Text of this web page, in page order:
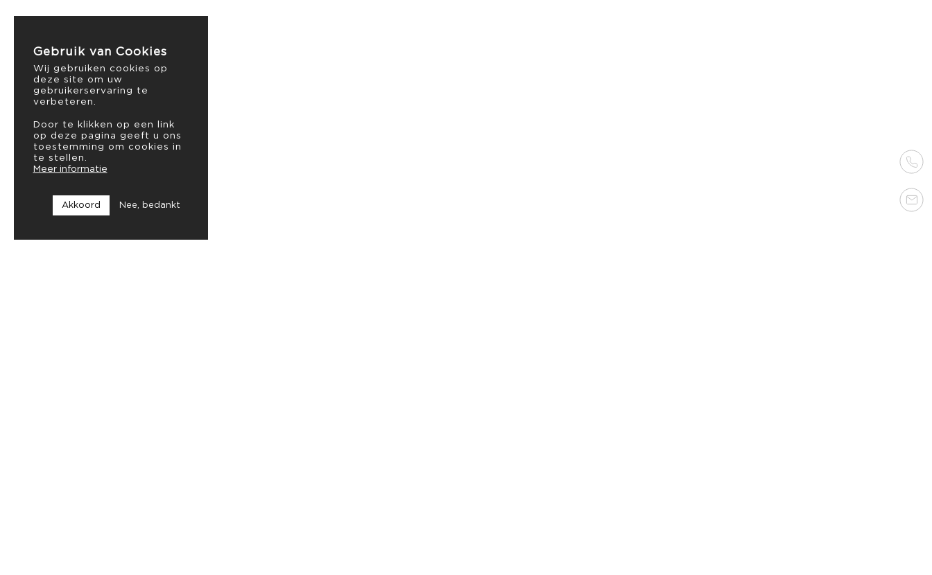
Gebruik van Cookies
Wij gebruiken cookies op
deze site om uw
gebruikerservaring te
verbeteren.
Door te klikken op een link
op deze pagina geeft u ons
toestemming om cookies in
te stellen.
Meer informatie
Akkoord Nee, bedankt